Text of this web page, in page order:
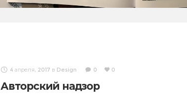
4 апреля, 2017 в Design 0 0
Авторский надзор